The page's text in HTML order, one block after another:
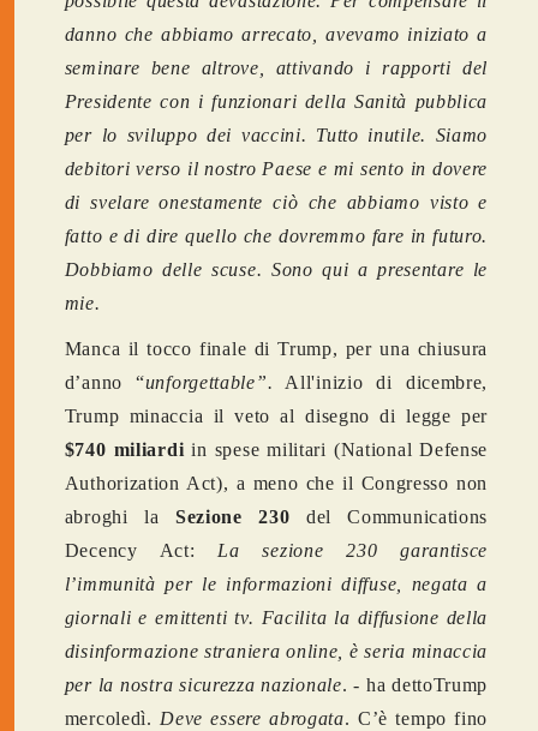
danno che abbiamo arrecato, avevamo iniziato a
seminare bene altrove, attivando i rapporti del
Presidente con i funzionari della Sanità pubblica
per lo sviluppo dei vaccini. Tutto inutile. Siamo
debitori verso il nostro Paese e mi sento in dovere
di svelare onestamente ciò che abbiamo visto e
fatto e di dire quello che dovremmo fare in futuro.
Dobbiamo delle scuse. Sono qui a presentare le
mie.
Manca il tocco finale di Trump, per una chiusura
d’anno “unforgettable”. All'inizio di dicembre,
Trump minaccia il veto al disegno di legge per
$740 miliardi in spese militari (National Defense
Authorization Act), a meno che il Congresso non
abroghi la Sezione 230 del Communications
Decency Act: La sezione 230 garantisce
l’immunità per le informazioni diffuse, negata a
giornali e emittenti tv. Facilita la diffusione della
disinformazione straniera online, è seria minaccia
per la nostra sicurezza nazionale. - ha dettoTrump
mercoledì. Deve essere abrogata. C’è tempo fino